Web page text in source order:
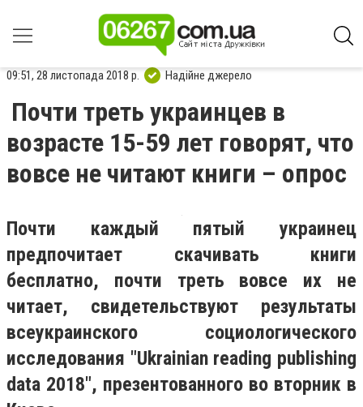
09:51, 28 листопада 2018 р. Надійне джерело
Почти треть украинцев в
возрасте 15-59 лет говорят, что
вовсе не читают книги – опрос
Почти каждый пятый украинец
предпочитает скачивать книги
бесплатно, почти треть вовсе их не
читает, свидетельствуют результаты
всеукраинского социологического
исследования "Ukrainian reading publishing
data 2018", презентованного во вторник в